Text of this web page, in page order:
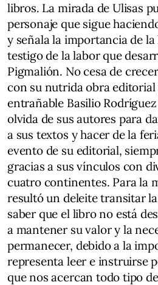
libros. La mirada de Ulisas
personaje que sigue
y señala la importancia de
testigo de la labor que
Pigmalión. No cesa de
con su nutrida obra editorial
entrañable Basilio
olvida de sus autores para
a sus textos y hacer de la
evento de su editorial,
gracias a sus vínculos con
cuatro continentes. Para la
resultó un deleite transitar
saber que el libro no está
a mantener su valor y la
permanecer, debido a la
representa leer e instruirse
que nos acercan todo tipo